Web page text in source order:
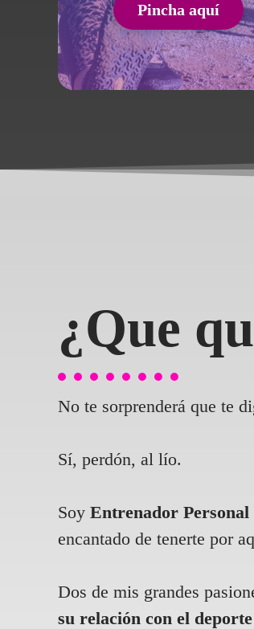
Pincha aquí
¿Que
No te sorprenderá que te
Sí, perdón, al lío.
Soy Entrenador Personal
encantado de tenerte por
Dos de mis grandes
su relación con el